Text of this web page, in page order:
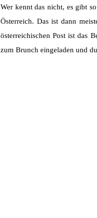
Wer kennt das nicht, es gibt
Österreich. Das ist dann
österreichischen Post ist das
zum Brunch eingeladen und